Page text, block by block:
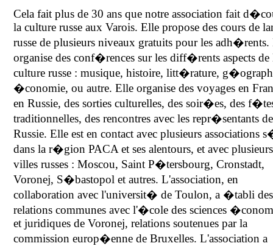
Cela fait plus de 30 ans que notre association fait
la culture russe aux Varois. Elle propose des cours de
russe de plusieurs niveaux gratuits pour les adh�rents.
organise des conf�rences sur les diff�rents aspects de
culture russe : musique, histoire, litt�rature,
�conomie, ou autre. Elle organise des voyages en
en Russie, des sorties culturelles, des soir�es, des
traditionnelles, des rencontres avec les repr�sentants
Russie. Elle est en contact avec plusieurs associations
dans la r�gion PACA et ses alentours, et avec plusieurs
villes russes : Moscou, Saint P�tersbourg, Cronstadt,
Voronej, S�bastopol et autres. L'association, en
collaboration avec l'universit� de Toulon, a �tabli des
relations communes avec l'�cole des sciences
et juridiques de Voronej, relations soutenues par la
commission europ�enne de Bruxelles. L'association a